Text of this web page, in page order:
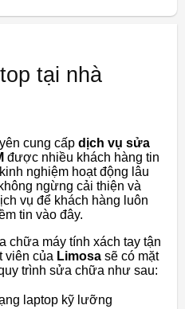
tại nhà
cung cấp dịch vụ sửa
được nhiều khách hàng tin
nghiệm hoạt động lâu
không ngừng cải thiện và
vụ để khách hàng luôn
tin vào đây.
chữa máy tính xách tay tận
viên của Limosa sẽ có mặt
trình sửa chữa như sau:
laptop kỹ lưỡng